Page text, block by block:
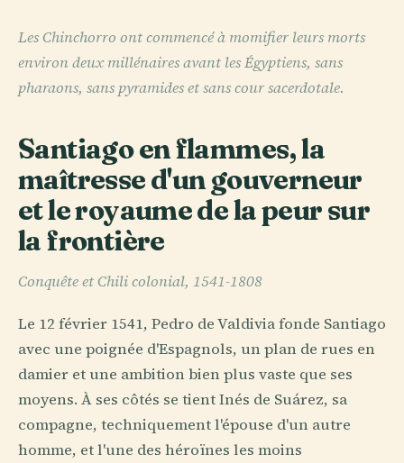
Les Chinchorro ont commencé à momifier leurs morts
environ deux millénaires avant les Égyptiens, sans
pharaons, sans pyramides et sans cour sacerdotale.
Santiago en flammes, la
maîtresse d'un gouverneur
et le royaume de la peur sur
la frontière
Conquête et Chili colonial, 1541-1808
Le 12 février 1541, Pedro de Valdivia fonde Santiago
avec une poignée d'Espagnols, un plan de rues en
damier et une ambition bien plus vaste que ses
moyens. À ses côtés se tient Inés de Suárez, sa
compagne, techniquement l'épouse d'un autre
homme, et l'une des héroïnes les moins